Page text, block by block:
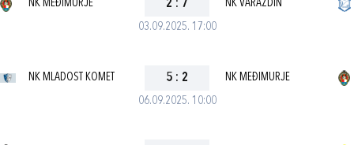
03.09.2025. 17:00
NK MEĐIMURJE 2 : 7 NK VARAŽDIN
06.09.2025. 10:00
NK MLADOST KOMET 5 : 2 NK MEĐIMURJE